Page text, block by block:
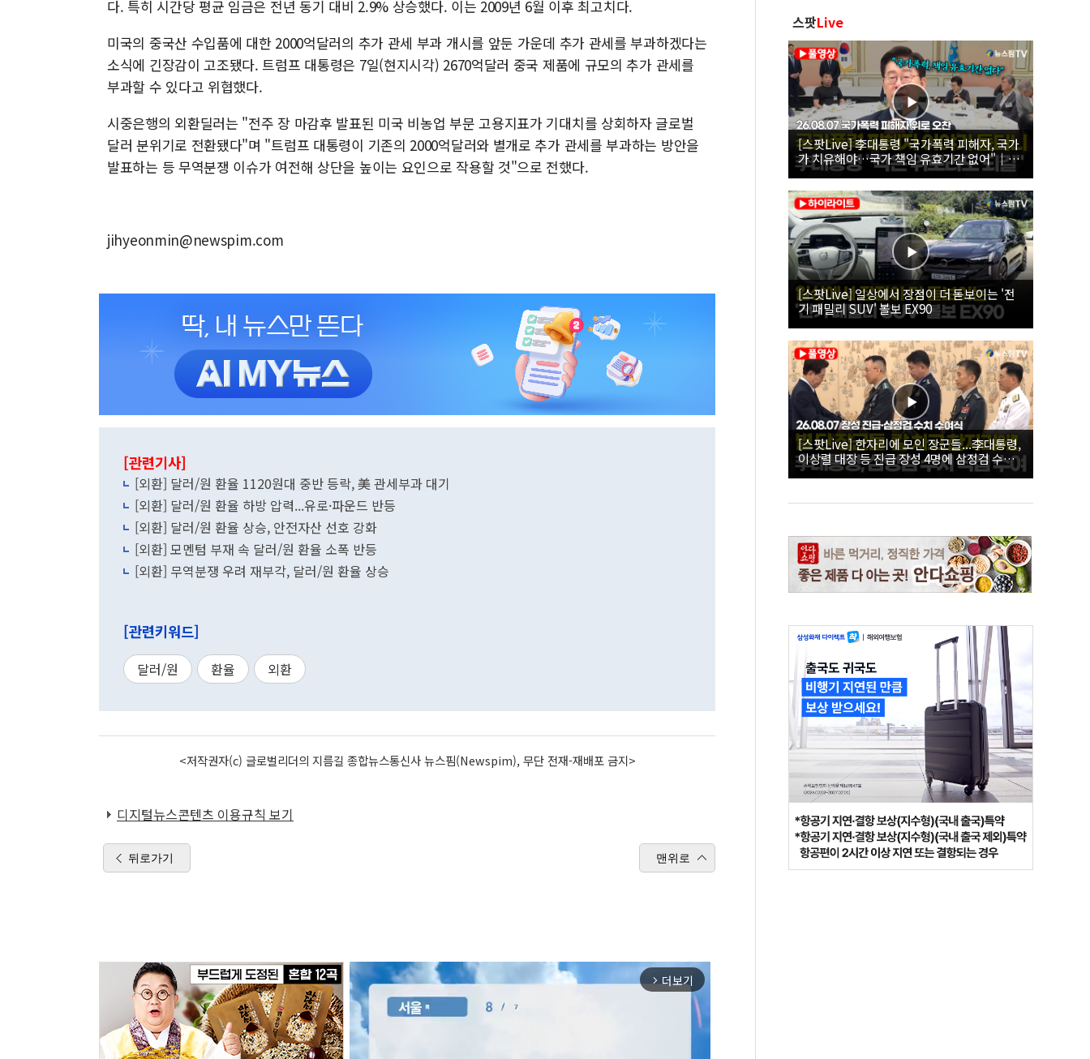
다. 특히 시간당 평균 임금은 전년 동기 대비 2.9% 상승했다. 이는 2009년 6월 이후 최고치다.
미국의 중국산 수입품에 대한 2000억달러의 추가 관세 부과 개시를 앞둔 가운데 추가 관세를 부과하겠다는
소식에 긴장감이 고조됐다. 트럼프 대통령은 7일(현지시각) 2670억달러 중국 제품에 규모의 추가 관세를
부과할 수 있다고 위협했다.
시중은행의 외환딜러는 "전주 장 마감후 발표된 미국 비농업 부문 고용지표가 기대치를 상회하자 글로벌
달러 분위기로 전환됐다"며 "트럼프 대통령이 기존의 2000억달러와 별개로 추가 관세를 부과하는 방안을
발표하는 등 무역분쟁 이슈가 여전해 상단을 높이는 요인으로 작용할 것"으로 전했다.
jihyeonmin@newspim.com
[관련기사]
[외환] 달러/원 환율 1120원대 중반 등락, 美 관세부과 대기
[외환] 달러/원 환율 하방 압력...유로·파운드 반등
[외환] 달러/원 환율 상승, 안전자산 선호 강화
[외환] 모멘텀 부재 속 달러/원 환율 소폭 반등
[외환] 무역분쟁 우려 재부각, 달러/원 환율 상승
[관련키워드]
달러/원 환율 외환
<저작권자(c) 글로벌리더의 지름길 종합뉴스통신사 뉴스핌(Newspim), 무단 전재-재배포 금지>
디지털뉴스콘텐츠 이용규칙 보기
뒤로가기 맨위로
arrow_forward_ios 더보기
스팟Live
[스팟Live] 李대통령 "국가폭력 피해자, 국가
가 치유해야…국가 책임 유효기간 없어"｜
26.08.07 국가폭력 피해자 위로 오찬
[스팟Live] 일상에서 장점이 더 돋보이는 '전
기 패밀리 SUV' 볼보 EX90
[스팟Live] 한자리에 모인 장군들...李대통령,
이상렬 대장 등 진급 장성 4명에 삼정검 수치
직접 수여｜26.08.07 장성 진급·삼정검 수치